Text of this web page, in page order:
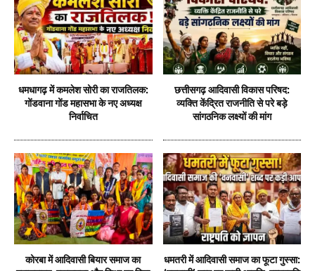
धमधागढ़ में कमलेश सोरी का राजतिलक:
गोंडवाना गोंड महासभा के नए अध्यक्ष
निर्वाचित
छत्तीसगढ़ आदिवासी विकास परिषद:
व्यक्ति केंद्रित राजनीति से परे बड़े
सांगठनिक लक्ष्यों की मांग
कोरबा में आदिवासी बियार समाज का
धमतरी में आदिवासी समाज का फूटा गुस्सा: